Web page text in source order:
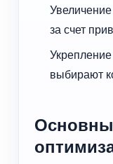
за счет
выбирают